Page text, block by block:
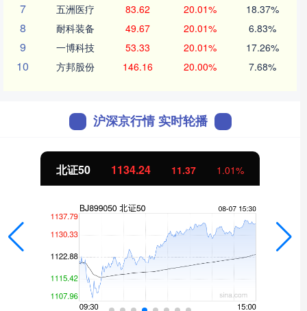
7 五洲医疗 83.62 20.01% 18.37%
8 耐科装备 49.67 20.01% 6.83%
9 一博科技 53.33 20.01% 17.26%
10 方邦股份 146.16 20.00% 7.68%
沪深京行情 实时轮播
北证50 1134.24 11.37 1.01%